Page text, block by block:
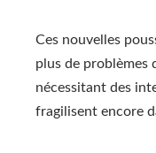
Ces nouvelles
plus de problèmes
nécessitant des
fragilisent encore